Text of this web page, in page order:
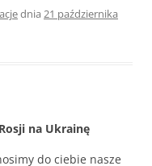
dnia 21 października
na Ukrainę
do ciebie nasze